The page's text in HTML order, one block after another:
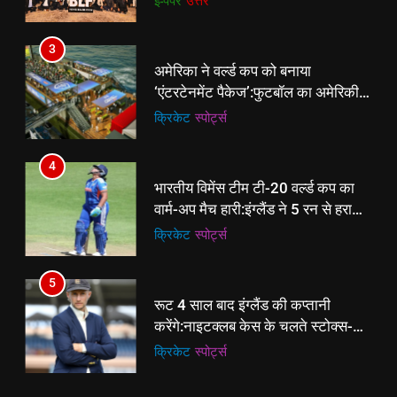
से प्रमोशन
4
भारतीय विमेंस टीम टी-20 वर्ल्ड कप का
वार्म-अप मैच हारी:इंग्लैंड ने 5 रन से हराया;
ऋचा घोष की फिफ्टी बेकार
क्रिकेट ‎स्पोर्ट्स
5
रूट 4 साल बाद इंग्लैंड की कप्तानी
करेंगे:नाइटक्लब केस के चलते स्टोक्स-
एटकिंसन दूसरे टेस्ट से बाहर; आर्चर की
वापसी
क्रिकेट ‎स्पोर्ट्स
6
अररिया में ‘जीरो ऑफिस डे’ अभियान
शुरू:उप विकास आयुक्त ने ग्रामीणों से जॉब
कार्ड बनाने की अपील, कल भी आयोजन
पूर्व राज्य
3
अमेरिका ने वर्ल्ड कप को बनाया
‘एंटरटेनमेंट पैकेज’:फुटबॉल का अमेरिकी
मेकओवर, कई मेगा कॉन्सर्ट; मशहूर हस्तियों
क्रिकेट ‎स्पोर्ट्स
4
भारतीय विमेंस टीम टी-20 वर्ल्ड कप का
वार्म-अप मैच हारी:इंग्लैंड ने 5 रन से हराया;
ऋचा घोष की फिफ्टी बेकार
क्रिकेट ‎स्पोर्ट्स
5
रूट 4 साल बाद इंग्लैंड की कप्तानी
करेंगे:नाइटक्लब केस के चलते स्टोक्स-
एटकिंसन दूसरे टेस्ट से बाहर; आर्चर की
क्रिकेट ‎स्पोर्ट्स